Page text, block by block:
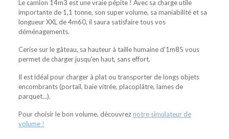
Le camion 14m3 est une vraie pépite ! Avec sa charge utile
importante de 1,1 tonne, son super volume, sa maniabilité et sa
longueur XXL de 4m60, il saura satisfaire tous vos
déménagements.
Cerise sur le gâteau, sa hauteur à taille humaine d'1m85 vous
permet de charger jusqu'en haut, sans effort.
Il est idéal pour charger à plat ou transporter de longs objets
encombrants (portail, baie vitrée, placoplâtre, lames de
parquet...).
Pour choisir le bon volume, découvreznotre simulateur de
volume !